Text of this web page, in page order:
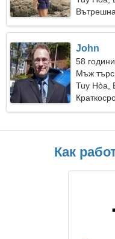
John
58
Мъж
Tuy Hòa,
Как